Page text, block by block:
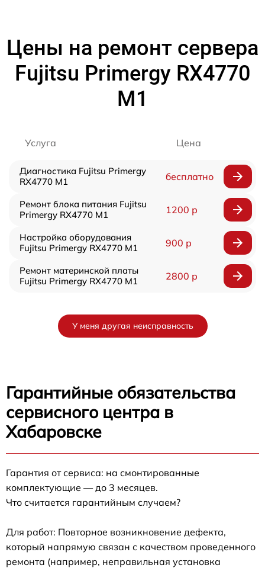
Цены на ремонт сервера
Fujitsu Primergy RX4770
M1
Услуга Цена
Диагностика Fujitsu Primergy
RX4770 M1
бесплатно
Ремонт блока питания Fujitsu
Primergy RX4770 M1
1200 р
Настройка оборудования
Fujitsu Primergy RX4770 M1
900 р
Ремонт материнской платы
Fujitsu Primergy RX4770 M1
2800 р
У меня другая неисправность
Гарантийные обязательства
сервисного центра в
Хабаровске
Гарантия от сервиса: на смонтированные
комплектующие — до 3 месяцев.
Что считается гарантийным случаем?
Для работ: Повторное возникновение дефекта,
который напрямую связан с качеством проведенного
ремонта (например, неправильная установка